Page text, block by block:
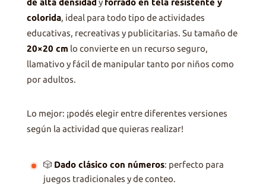
de alta densidad y forrado en tela resistente y
colorida, ideal para todo tipo de actividades
educativas, recreativas y publicitarias. Su tamaño de
20×20 cm lo convierte en un recurso seguro,
llamativo y fácil de manipular tanto por niños como
por adultos.
Lo mejor: ¡podés elegir entre diferentes versiones
según la actividad que quieras realizar!
🎲 Dado clásico con números: perfecto para
juegos tradicionales y de conteo.